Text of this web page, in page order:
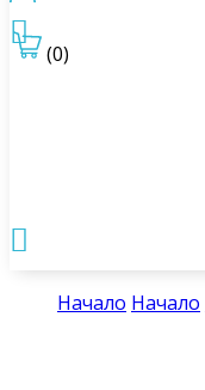
(0)


Начало Начало